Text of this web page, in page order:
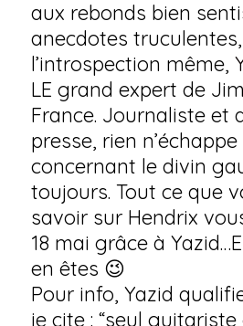
aux rebonds bien
anecdotes
l’introspection même,
LE grand expert de
France. Journaliste et
presse, rien n’échappe
concernant le divin
toujours. Tout ce que
savoir sur Hendrix
18 mai grâce à
en êtes 😉
Pour info, Yazid
je cite : “seul